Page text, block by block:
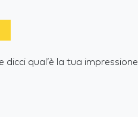
qual’è la tua impressione